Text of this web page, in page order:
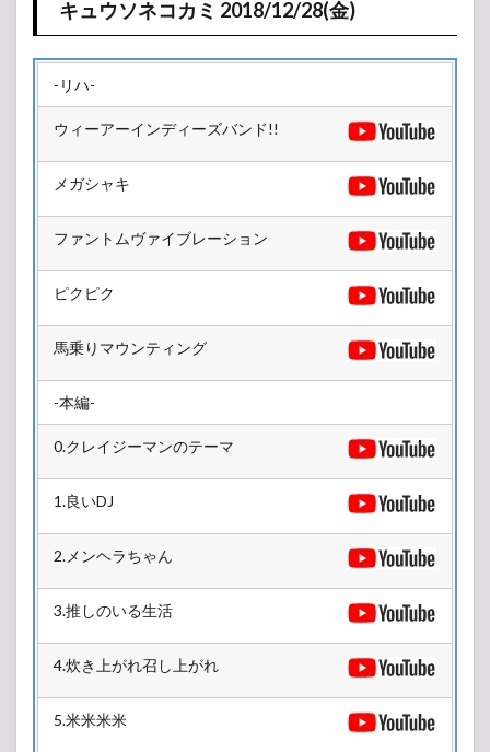
2018/12/28(金)
2018/12/27(木)
LIVE
Antenna
5号館
2.2
L-
STAGE
2.4
STAGE
3
3.1
LIVE
HOUSE
5号館
3.2
L-
STAGE
キュウソネコカミ 2018/12/28(金)
-リハ-
ウィーアーインディーズバンド!!
メガシャキ
ファントムヴァイブレーション
ピクピク
馬乗りマウンティング
-本編-
0.クレイジーマンのテーマ
1.良いDJ
2.メンヘラちゃん
3.推しのいる生活
4.炊き上がれ召し上がれ
5.米米米米